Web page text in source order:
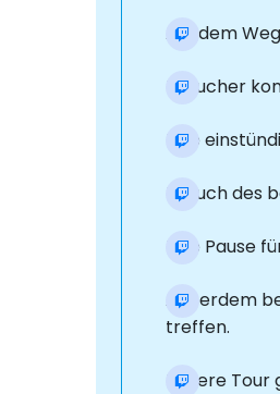
Auf dem
Besucher
Eine
Besuch des
Eine Pause
Außerdem
treffen.
Unsere Tour